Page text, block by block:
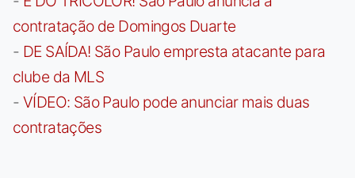
contratação de Domingos Duarte
- DE SAÍDA! São Paulo empresta atacante para
clube da MLS
- VÍDEO: São Paulo pode anunciar mais duas
contratações